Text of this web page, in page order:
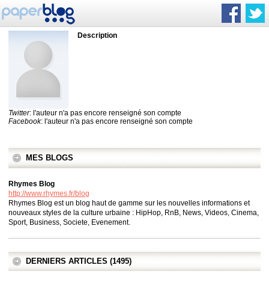
Description
Twitter: l'auteur n'a pas encore renseigné son compte
Facebook: l'auteur n'a pas encore renseigné son compte
MES BLOGS
Rhymes Blog
http://www.rhymes.fr/blog
Rhymes Blog est un blog haut de gamme sur les nouvelles informations et
nouveaux styles de la culture urbaine : HipHop, RnB, News, Videos, Cinema,
Sport, Business, Societe, Evenement.
DERNIERS ARTICLES (1495)